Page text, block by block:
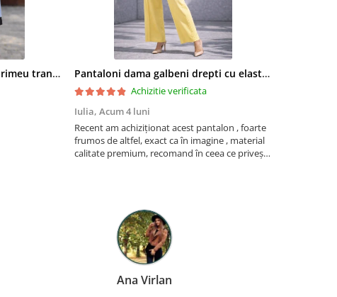
Bluza dama albastra cu imprimeu trandafiri si snur la gat Pantaloni dama galbeni drepti cu elastic si snur in talie
Achizitie verificata
Iulia, Acum 4 luni
Recent am achiziționat acest pantalon , foarte
frumos de altfel, exact ca în imagine , material
calitate premium, recomand în ceea ce privește
Ana Virlan